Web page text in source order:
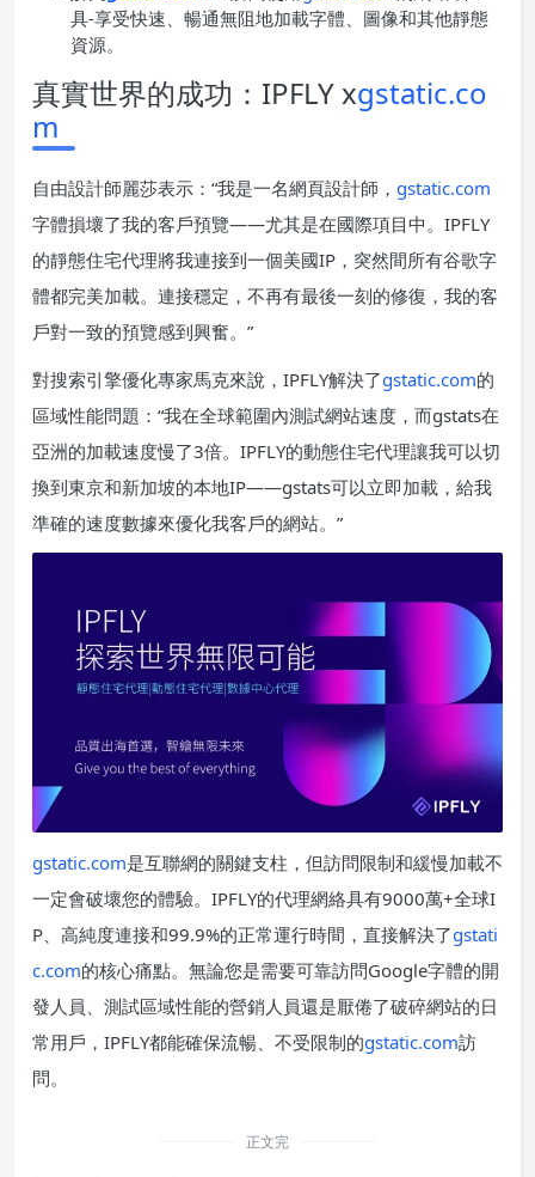
具-享受快速、暢通無阻地加載字體、圖像和其他靜態
資源。
真實世界的成功：IPFLY xgstatic.co
m
自由設計師麗莎表示：“我是一名網頁設計師， gstatic.com
字體損壞了我的客戶預覽——尤其是在國際項目中。IPFLY
的靜態住宅代理將我連接到一個美國IP，突然間所有谷歌字
體都完美加載。連接穩定，不再有最後一刻的修復，我的客
戶對一致的預覽感到興奮。”
對搜索引擎優化專家馬克來說，IPFLY解決了gstatic.com的
區域性能問題：“我在全球範圍內測試網站速度，而gstats在
亞洲的加載速度慢了3倍。IPFLY的動態住宅代理讓我可以切
換到東京和新加坡的本地IP——gstats可以立即加載，給我
準確的速度數據來優化我客戶的網站。”
gstatic.com是互聯網的關鍵支柱，但訪問限制和緩慢加載不
一定會破壞您的體驗。IPFLY的代理網絡具有9000萬+全球I
P、高純度連接和99.9%的正常運行時間，直接解決了gstati
c.com的核心痛點。無論您是需要可靠訪問Google字體的開
發人員、測試區域性能的營銷人員還是厭倦了破碎網站的日
常用戶，IPFLY都能確保流暢、不受限制的gstatic.com訪
問。
正文完